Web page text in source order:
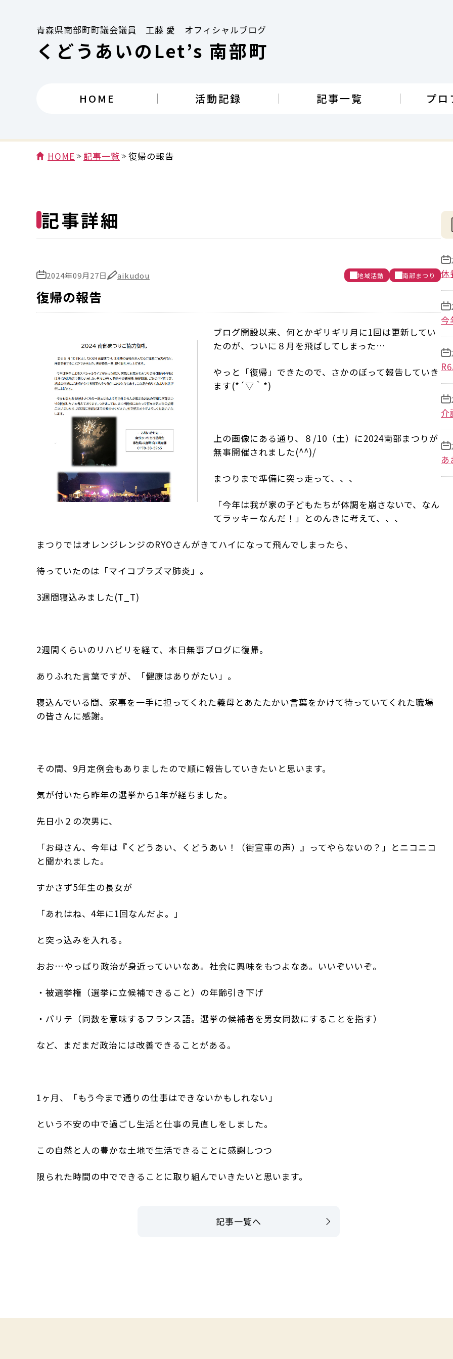
青森県南部町町議会議員 工藤 愛 オフィシャルブログ
くどうあいのLet’s 南部町
HOME 活動記録 記事一覧 プロ
HOME 記事一覧 復帰の報告
記事詳細
2024年09月27日 aikudou 地域活動 南部まつり
復帰の報告
ブログ開設以来、何とかギリギリ月に1回は更新してい
たのが、ついに８月を飛ばしてしまった…
やっと「復帰」できたので、さかのぼって報告していき
ます(*´▽｀*)
上の画像にある通り、８/10（土）に2024南部まつりが
無事開催されました(^^)/
まつりまで準備に突っ走って、、、
「今年は我が家の子どもたちが体調を崩さないで、なん
てラッキーなんだ！」とのんきに考えて、、、
まつりではオレンジレンジのRYOさんがきてハイになって飛んでしまったら、
待っていたのは「マイコプラズマ肺炎」。
3週間寝込みました(T_T)
2週間くらいのリハビリを経て、本日無事ブログに復帰。
ありふれた言葉ですが、「健康はありがたい」。
寝込んでいる間、家事を一手に担ってくれた義母とあたたかい言葉をかけて待っていてくれた職場
の皆さんに感謝。
その間、9月定例会もありましたので順に報告していきたいと思います。
気が付いたら昨年の選挙から1年が経ちました。
先日小２の次男に、
「お母さん、今年は『くどうあい、くどうあい！（街宣車の声）』ってやらないの？」とニコニコ
と聞かれました。
すかさず5年生の長女が
「あれはね、4年に1回なんだよ。」
と突っ込みを入れる。
おお…やっぱり政治が身近っていいなあ。社会に興味をもつよなあ。いいぞいいぞ。
・被選挙権（選挙に立候補できること）の年齢引き下げ
・パリテ（同数を意味するフランス語。選挙の候補者を男女同数にすることを指す）
など、まだまだ政治には改善できることがある。
1ヶ月、「もう今まで通りの仕事はできないかもしれない」
という不安の中で過ごし生活と仕事の見直しをしました。
この自然と人の豊かな土地で生活できることに感謝しつつ
限られた時間の中でできることに取り組んでいきたいと思います。
記事一覧へ
休
今
あ